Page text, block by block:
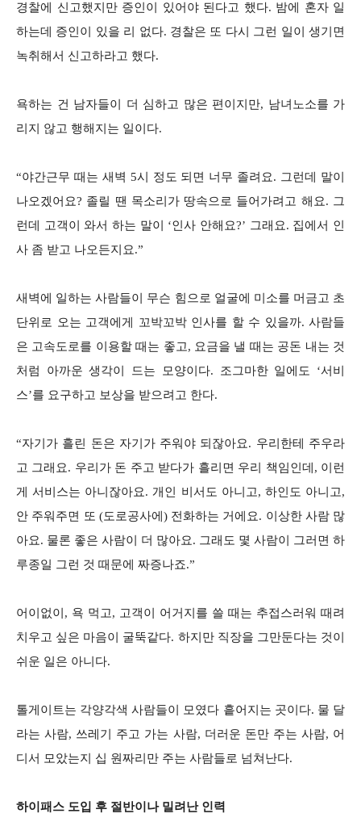
경찰에 신고했지만 증인이 있어야 된다고 했다. 밤에 혼자 일
하는데 증인이 있을 리 없다. 경찰은 또 다시 그런 일이 생기면
녹취해서 신고하라고 했다.
욕하는 건 남자들이 더 심하고 많은 편이지만, 남녀노소를 가
리지 않고 행해지는 일이다.
“야간근무 때는 새벽 5시 정도 되면 너무 졸려요. 그런데 말이
나오겠어요? 졸릴 땐 목소리가 땅속으로 들어가려고 해요. 그
런데 고객이 와서 하는 말이 ‘인사 안해요?’ 그래요. 집에서 인
사 좀 받고 나오든지요.”
새벽에 일하는 사람들이 무슨 힘으로 얼굴에 미소를 머금고 초
단위로 오는 고객에게 꼬박꼬박 인사를 할 수 있을까. 사람들
은 고속도로를 이용할 때는 좋고, 요금을 낼 때는 공돈 내는 것
처럼 아까운 생각이 드는 모양이다. 조그마한 일에도 ‘서비
스’를 요구하고 보상을 받으려고 한다.
“자기가 흘린 돈은 자기가 주워야 되잖아요. 우리한테 주우라
고 그래요. 우리가 돈 주고 받다가 흘리면 우리 책임인데, 이런
게 서비스는 아니잖아요. 개인 비서도 아니고, 하인도 아니고,
안 주워주면 또 (도로공사에) 전화하는 거에요. 이상한 사람 많
아요. 물론 좋은 사람이 더 많아요. 그래도 몇 사람이 그러면 하
루종일 그런 것 때문에 짜증나죠.”
어이없이, 욕 먹고, 고객이 어거지를 쓸 때는 추접스러워 때려
치우고 싶은 마음이 굴뚝같다. 하지만 직장을 그만둔다는 것이
쉬운 일은 아니다.
톨게이트는 각양각색 사람들이 모였다 흩어지는 곳이다. 물 달
라는 사람, 쓰레기 주고 가는 사람, 더러운 돈만 주는 사람, 어
디서 모았는지 십 원짜리만 주는 사람들로 넘쳐난다.
하이패스 도입 후 절반이나 밀려난 인력